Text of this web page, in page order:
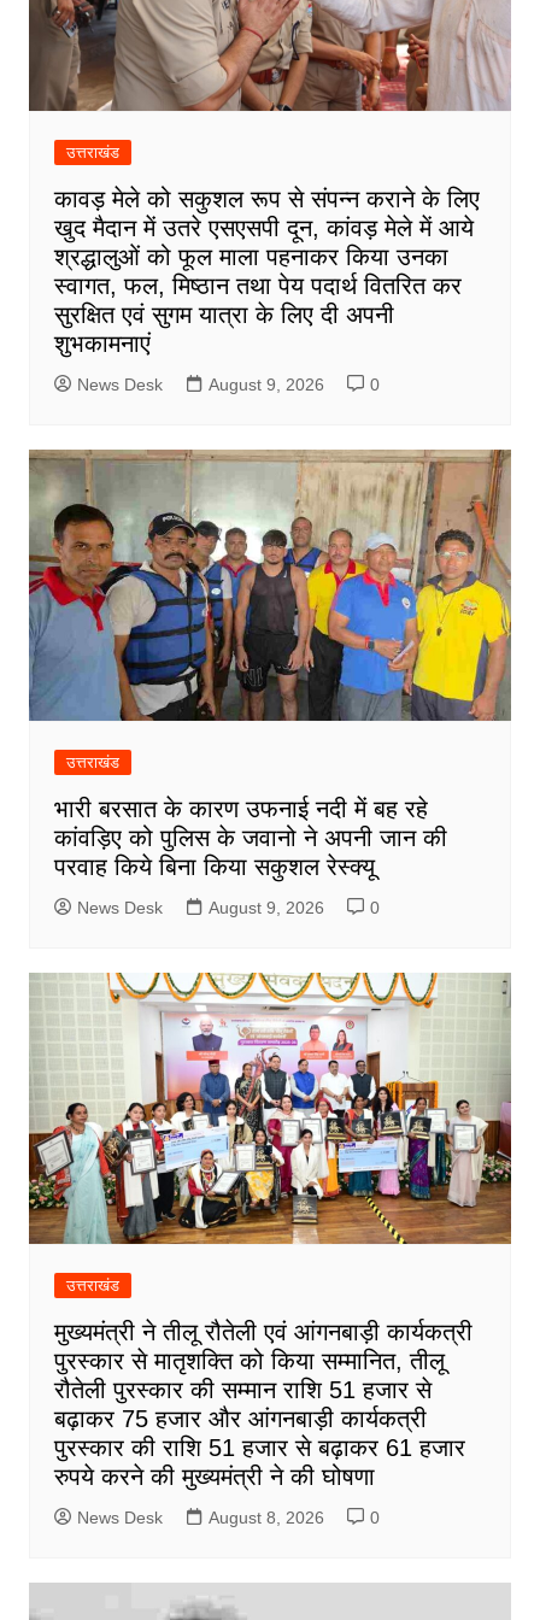
उत्तराखंड
कावड़ मेले को सकुशल रूप से संपन्न कराने के लिए
खुद मैदान में उतरे एसएसपी दून, कांवड़ मेले में आये
श्रद्धालुओं को फूल माला पहनाकर किया उनका
स्वागत, फल, मिष्ठान तथा पेय पदार्थ वितरित कर
सुरक्षित एवं सुगम यात्रा के लिए दी अपनी
शुभकामनाएं
News Desk August 9, 2026 0
उत्तराखंड
भारी बरसात के कारण उफनाई नदी में बह रहे
कांवड़िए को पुलिस के जवानो ने अपनी जान की
परवाह किये बिना किया सकुशल रेस्क्यू
News Desk August 9, 2026 0
उत्तराखंड
मुख्यमंत्री ने तीलू रौतेली एवं आंगनबाड़ी कार्यकत्री
पुरस्कार से मातृशक्ति को किया सम्मानित, तीलू
रौतेली पुरस्कार की सम्मान राशि 51 हजार से
बढ़ाकर 75 हजार और आंगनबाड़ी कार्यकत्री
पुरस्कार की राशि 51 हजार से बढ़ाकर 61 हजार
रुपये करने की मुख्यमंत्री ने की घोषणा
News Desk August 8, 2026 0